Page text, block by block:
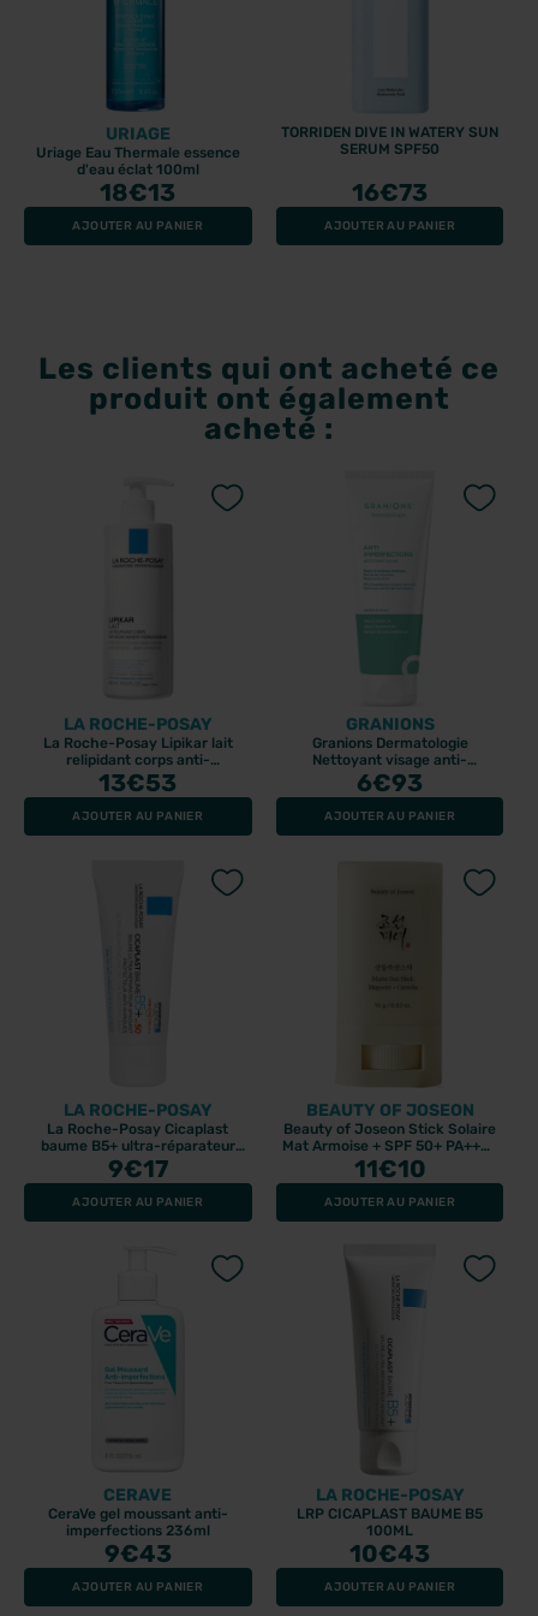
URIAGE
Uriage Eau Thermale essence
d'eau éclat 100ml
18€13
AJOUTER AU PANIER
TORRIDEN DIVE IN WATERY SUN
SERUM SPF50
16€73
AJOUTER AU PANIER
Les clients qui ont acheté ce
produit ont également
acheté :
LA ROCHE-POSAY
La Roche-Posay Lipikar lait
relipidant corps anti-
dessèchement 48h 400ml
13€53
AJOUTER AU PANIER
GRANIONS
Granions Dermatologie
Nettoyant visage anti-
imperfections 150gr
6€93
AJOUTER AU PANIER
LA ROCHE-POSAY
La Roche-Posay Cicaplast
baume B5+ ultra-réparateur
SPF50 - 40ml
9€17
AJOUTER AU PANIER
BEAUTY OF JOSEON
Beauty of Joseon Stick Solaire
Mat Armoise + SPF 50+ PA++++
18gr
11€10
AJOUTER AU PANIER
CERAVE
CeraVe gel moussant anti-
imperfections 236ml
9€43
AJOUTER AU PANIER
LA ROCHE-POSAY
LRP CICAPLAST BAUME B5
100ML
10€43
AJOUTER AU PANIER